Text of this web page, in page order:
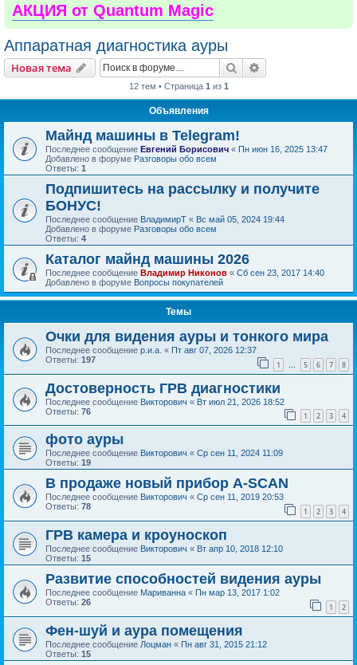
АКЦИЯ от Quantum Magic
Аппаратная диагностика ауры
Новая тема Поиск
12 тем • Страница 1 из 1
Объявления
Майнд машины в Telegram!
Последнее сообщение Евгений Борисович « Пн июн 16, 2025 13:47
Добавлено в форуме Разговоры обо всем
Ответы: 1
Подпишитесь на рассылку и получите
БОНУС!
Последнее сообщение ВладимирТ « Вс май 05, 2024 19:44
Добавлено в форуме Разговоры обо всем
Ответы: 4
Каталог майнд машины 2026
Последнее сообщение Владимир Никонов « Сб сен 23, 2017 14:40
Добавлено в форуме Вопросы покупателей
Темы
Очки для видения ауры и тонкого мира
Последнее сообщение р.и.а. « Пт авг 07, 2026 12:37
Ответы: 197 1 … 5 6 7 8
Достоверность ГРВ диагностики
Последнее сообщение Викторович « Вт июл 21, 2026 18:52
Ответы: 76 1 2 3 4
фото ауры
Последнее сообщение Викторович « Ср сен 11, 2024 11:09
Ответы: 19
В продаже новый прибор A-SCAN
Последнее сообщение Викторович « Ср сен 11, 2019 20:53
Ответы: 78 1 2 3 4
ГРВ камера и кроуноскоп
Последнее сообщение Викторович « Вт апр 10, 2018 12:10
Ответы: 15
Развитие способностей видения ауры
Последнее сообщение Мариванна « Пн мар 13, 2017 1:02
Ответы: 26 1 2
Фен-шуй и аура помещения
Последнее сообщение Лоцман « Пн авг 31, 2015 21:12
Ответы: 15